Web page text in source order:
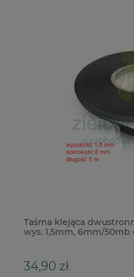
Taśma klejąca
wys. 1,5mm, 6mm/50mb
34,90 zł